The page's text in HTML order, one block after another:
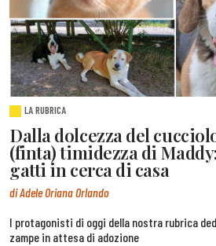
LA RUBRICA
Dalla dolcezza del
(finta) timidezza di
gatti in cerca di casa
di Adele Oriana Orlando
I protagonisti di oggi della nostra rubrica
zampe in attesa di adozione